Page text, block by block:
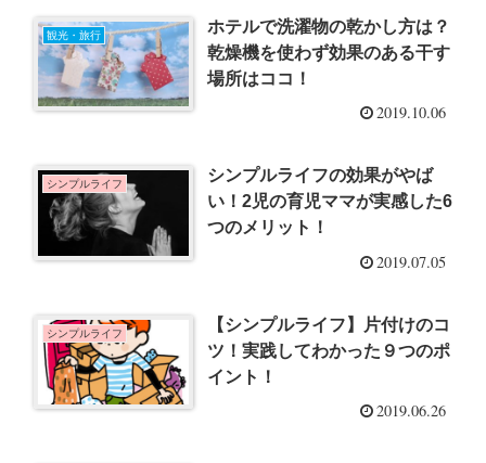
観光・旅行
ホテルで洗濯物の乾かし方は？
乾燥機を使わず効果のある干す
場所はココ！
2019.10.06
シンプルライフ
シンプルライフの効果がやば
い！2児の育児ママが実感した6
つのメリット！
2019.07.05
シンプルライフ
【シンプルライフ】片付けのコ
ツ！実践してわかった９つのポ
イント！
2019.06.26